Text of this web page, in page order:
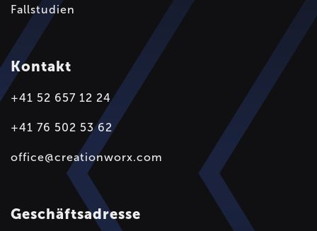
Fallstudien
Kontakt
+41 52 657 12 24
+41 76 502 53 62
office@creationworx.com
Geschäftsadresse